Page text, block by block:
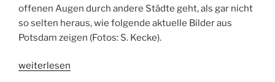
offenen Augen durch andere Städte geht, als gar nicht
so selten heraus, wie folgende aktuelle Bilder aus
Potsdam zeigen (Fotos: S. Kecke).
„Nach
weiterlesen